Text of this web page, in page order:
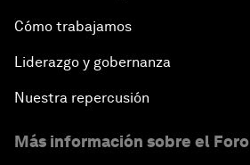
Cómo trabajamos
Liderazgo y gobernanza
Nuestra repercusión
Más información sobre el Foro